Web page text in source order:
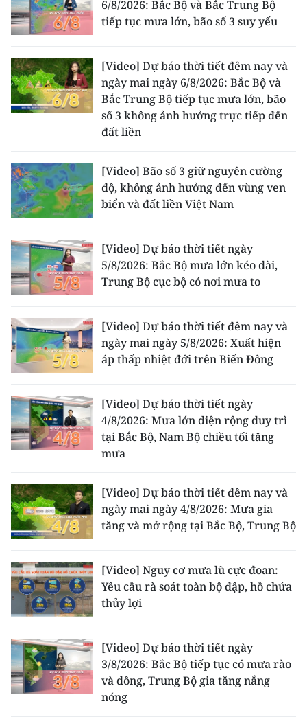
6/8/2026: Bắc Bộ và Bắc Trung Bộ
tiếp tục mưa lớn, bão số 3 suy yếu
[Video] Dự báo thời tiết đêm nay và
ngày mai ngày 6/8/2026: Bắc Bộ và
Bắc Trung Bộ tiếp tục mưa lớn, bão
số 3 không ảnh hưởng trực tiếp đến
đất liền
[Video] Bão số 3 giữ nguyên cường
độ, không ảnh hưởng đến vùng ven
biển và đất liền Việt Nam
[Video] Dự báo thời tiết ngày
5/8/2026: Bắc Bộ mưa lớn kéo dài,
Trung Bộ cục bộ có nơi mưa to
[Video] Dự báo thời tiết đêm nay và
ngày mai ngày 5/8/2026: Xuất hiện
áp thấp nhiệt đới trên Biển Đông
[Video] Dự báo thời tiết ngày
4/8/2026: Mưa lớn diện rộng duy trì
tại Bắc Bộ, Nam Bộ chiều tối tăng
mưa
[Video] Dự báo thời tiết đêm nay và
ngày mai ngày 4/8/2026: Mưa gia
tăng và mở rộng tại Bắc Bộ, Trung Bộ
[Video] Nguy cơ mưa lũ cực đoan:
Yêu cầu rà soát toàn bộ đập, hồ chứa
thủy lợi
[Video] Dự báo thời tiết ngày
3/8/2026: Bắc Bộ tiếp tục có mưa rào
và dông, Trung Bộ gia tăng nắng
nóng